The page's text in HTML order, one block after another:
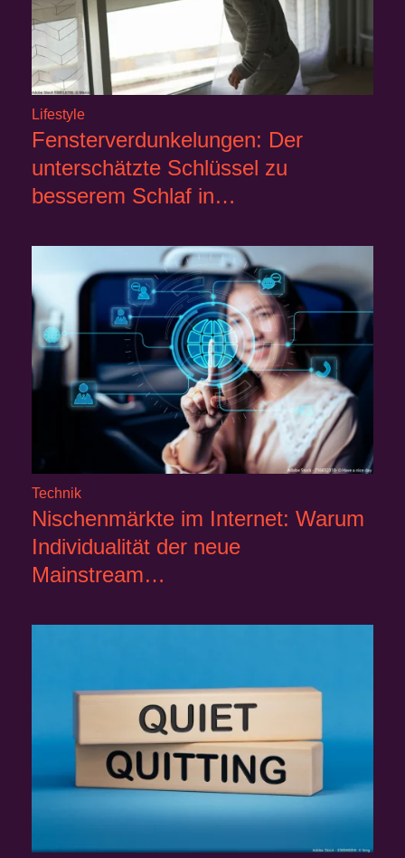
Lifestyle
Fensterverdunkelungen: Der
unterschätzte Schlüssel zu
besserem Schlaf in…
Technik
Nischenmärkte im Internet: Warum
Individualität der neue
Mainstream…